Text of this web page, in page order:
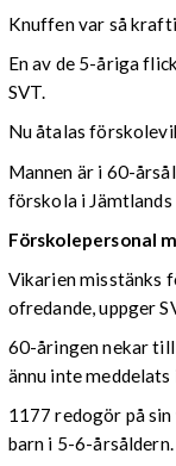
Knuffen var så
En av de 5-åriga
SVT.
Nu åtalas
Mannen är i 60-
förskola i Jämtlands
Förskolepersonal
Vikarien misstänks
ofredande, uppger
60-åringen nekar
ännu inte meddelats
1177 redogör på
barn i 5-6-årsåldern.